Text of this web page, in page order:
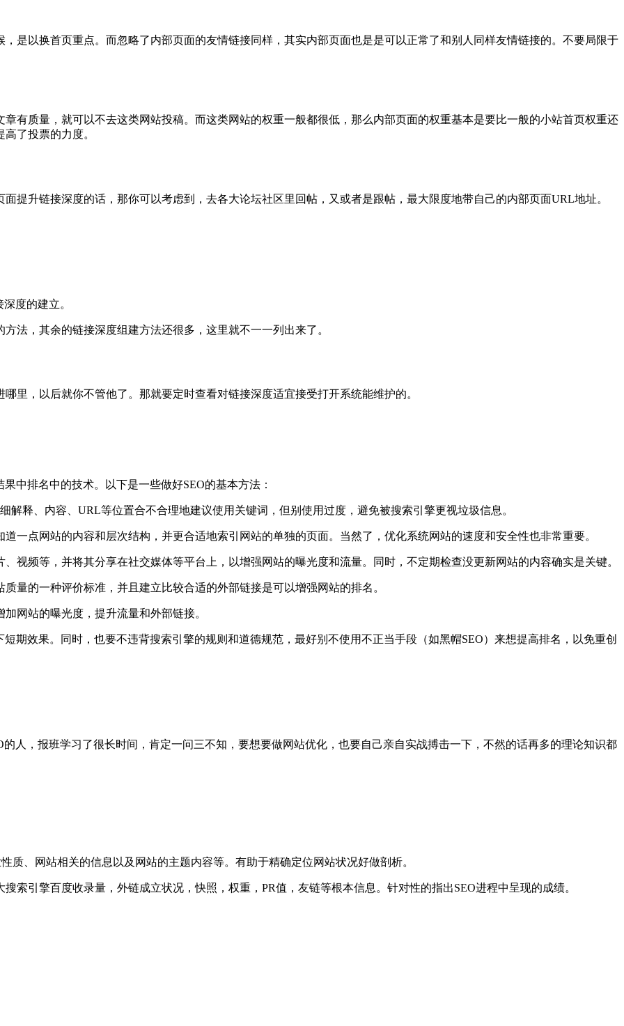
是以换首页重点。而忽略了内部页面的友情链接同样，其实内部页面也是是可以正常了和别人同样友情链接的。不要局限于
有质量，就可以不去这类网站投稿。而这类网站的权重一般都很低，那么内部页面的权重基本是要比一般的小站首页权重还
了投票的力度。
提升链接深度的话，那你可以考虑到，去各大论坛社区里回帖，又或者是跟帖，最大限度地带自己的内部页面URL地址。
度的建立。
法，其余的链接深度组建方法还很多，这里就不一一列出来了。
里，以后就你不管他了。那就要定时查看对链接深度适宜接受打开系统能维护的。
中排名中的技术。以下是一些做好SEO的基本方法：
解释、内容、URL等位置合不合理地建议使用关键词，但别使用过度，避免被搜索引擎更视垃圾信息。
一点网站的内容和层次结构，并更合适地索引网站的单独的页面。当然了，优化系统网站的速度和安全性也非常重要。
视频等，并将其分享在社交媒体等平台上，以增强网站的曝光度和流量。同时，不定期检查没更新网站的内容确实是关键。
量的一种评价标准，并且建立比较合适的外部链接是可以增强网站的排名。
网站的曝光度，提升流量和外部链接。
期效果。同时，也要不违背搜索引擎的规则和道德规范，最好别不使用不正当手段（如黑帽SEO）来想提高排名，以免重创
人，报班学习了很长时间，肯定一问三不知，要想要做网站优化，也要自己亲自实战搏击一下，不然的话再多的理论知识都
质、网站相关的信息以及网站的主题内容等。有助于精确定位网站状况好做剖析。
索引擎百度收录量，外链成立状况，快照，权重，PR值，友链等根本信息。针对性的指出SEO进程中呈现的成绩。